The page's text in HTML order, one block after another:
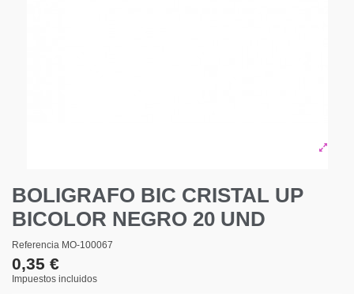
BOLIGRAFO BIC CRISTAL UP
BICOLOR NEGRO 20 UND
Referencia MO-100067
0,35 €
Impuestos incluidos